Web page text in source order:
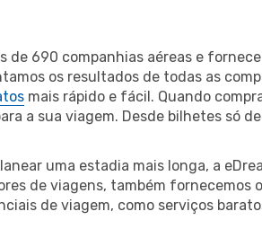
de 690 companhias aéreas e
os resultados de todas as
mais rápido e fácil. Quando
a sua viagem. Desde bilhetes só
uma estadia mais longa, a
de viagens, também fornecemos
de viagem, como serviços